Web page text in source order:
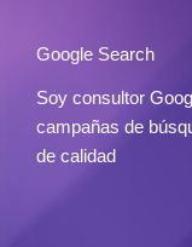
Google Search
Soy consultor
campañas de
de calidad